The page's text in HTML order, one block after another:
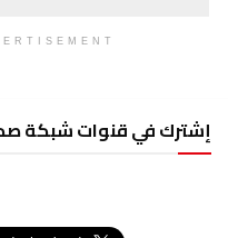
إشترك في قنوات شبكة